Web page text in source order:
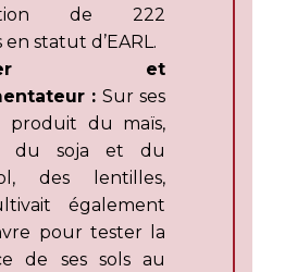
de 222
en statut d’EARL.
et
: Sur ses
produit du maïs,
du soja et du
des lentilles,
également
pour tester la
de ses sols au